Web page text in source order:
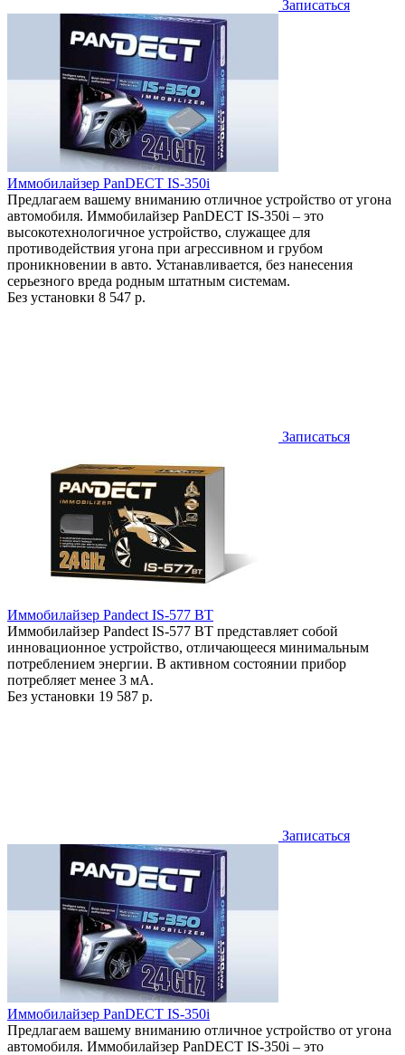
Записаться
Иммобилайзер PanDECT IS-350i
Предлагаем вашему вниманию отличное устройство от угона
автомобиля. Иммобилайзер PanDECT IS-350i – это
высокотехнологичное устройство, служащее для
противодействия угона при агрессивном и грубом
проникновении в авто. Устанавливается, без нанесения
серьезного вреда родным штатным системам.
Без установки 8 547 р.
Записаться
Иммобилайзер Pandect IS-577 BT
Иммобилайзер Pandect IS-577 BT представляет собой
инновационное устройство, отличающееся минимальным
потреблением энергии. В активном состоянии прибор
потребляет менее 3 мА.
Без установки 19 587 р.
Записаться
Иммобилайзер PanDECT IS-350i
Предлагаем вашему вниманию отличное устройство от угона
автомобиля. Иммобилайзер PanDECT IS-350i – это